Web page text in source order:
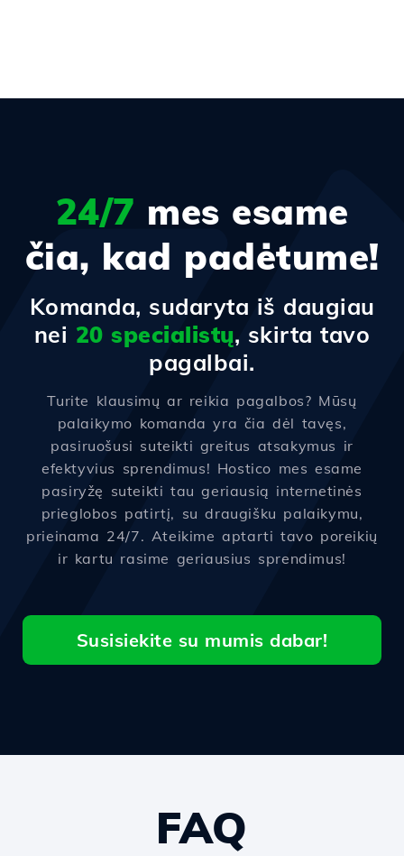
24/7 mes esame
čia, kad padėtume!
Komanda, sudaryta iš daugiau
nei 20 specialistų, skirta tavo
pagalbai.
Turite klausimų ar reikia pagalbos? Mūsų
palaikymo komanda yra čia dėl tavęs,
pasiruošusi suteikti greitus atsakymus ir
efektyvius sprendimus! Hostico mes esame
pasiryžę suteikti tau geriausią internetinės
prieglobos patirtį, su draugišku palaikymu,
prieinama 24/7. Ateikime aptarti tavo poreikių
ir kartu rasime geriausius sprendimus!
Susisiekite su mumis dabar!
FAQ